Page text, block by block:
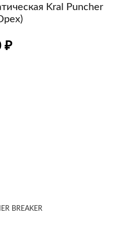
Kral Puncher
₽
BREAKER